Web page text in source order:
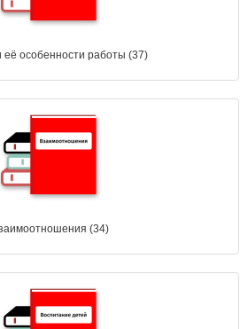
её особенности работы (37)
(34)